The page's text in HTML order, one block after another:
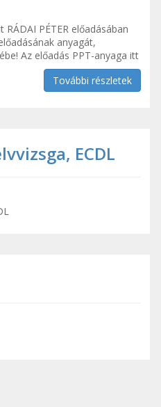
PÉTER előadásában
anyagát,
Az előadás PPT-anyaga itt
További részletek
ECDL